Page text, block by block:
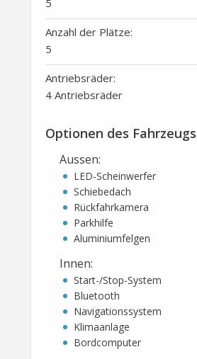
5
Anzahl der Plätze:
5
Antriebsräder:
4 Antriebsräder
Optionen des Fahrzeugs
Aussen:
LED-Scheinwerfer
Schiebedach
Rückfahrkamera
Parkhilfe
Aluminiumfelgen
Innen:
Start-/Stop-System
Bluetooth
Navigationssystem
Klimaanlage
Bordcomputer